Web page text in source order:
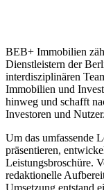
BEB+ Immobilien
Dienstleistern der
interdisziplinären
Immobilien und
hinweg und schafft
Investoren und Nutzer.
Um das umfassende
präsentieren,
Leistungsbroschüre.
redaktionelle
Umsetzung entstand